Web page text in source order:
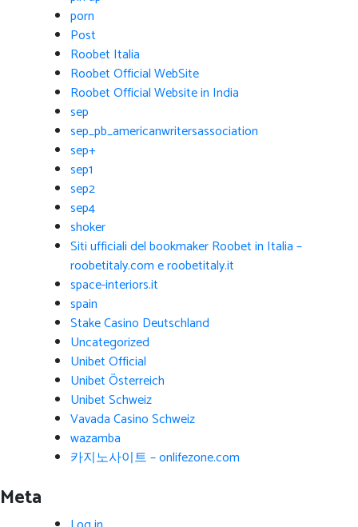
porn
Post
Roobet Italia
Roobet Official WebSite
Roobet Official Website in India
sep
sep_pb_americanwritersassociation
sep+
sep1
sep2
sep4
shoker
Siti ufficiali del bookmaker Roobet in Italia –
roobetitaly.com e roobetitaly.it
space-interiors.it
spain
Stake Casino Deutschland
Uncategorized
Unibet Official
Unibet Österreich
Unibet Schweiz
Vavada Casino Schweiz
wazamba
카지노사이트 – onlifezone.com
Meta